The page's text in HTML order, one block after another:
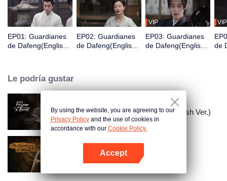
EP01: Guardianes
de Dafeng(English
EP02: Guardianes
de Dafeng(English
VIP
EP03: Guardianes
de Dafeng(English
VIP
de
Le podría gustar
El Prisionero de la Belleza (English Ver.)
La leyenda de ShenLi
By using the website, you are agreeing to our
Privacy Policy and the use of cookies in
accordance with our Cookie Policy.
Accept